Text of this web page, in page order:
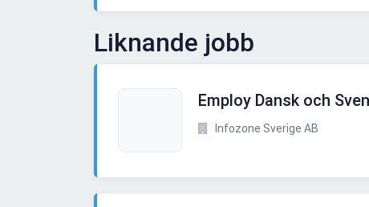
Liknande jobb
Employ Dansk och
Infozone Sverige AB